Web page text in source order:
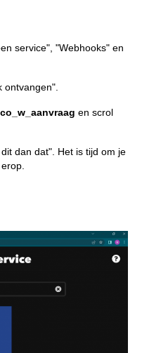
service", "Webhooks" en
ontvangen".
en scrol
dan dat". Het is tijd om je